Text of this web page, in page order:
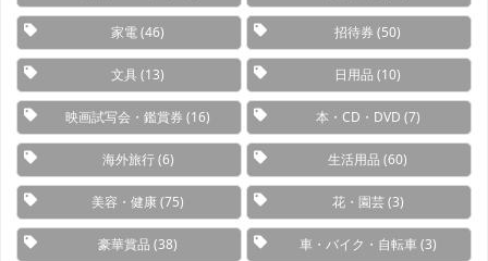
家電(46) 招待券 (50)
文具 (13) 日用品 (10)
映画試写会・鑑賞券 (16) 本・CD・DVD (7)
海外旅行(6) 生活用品 (60)
美容・健康(75) 花・園芸(3)
豪華賞品 (38) 車・バイク・自転車(3)